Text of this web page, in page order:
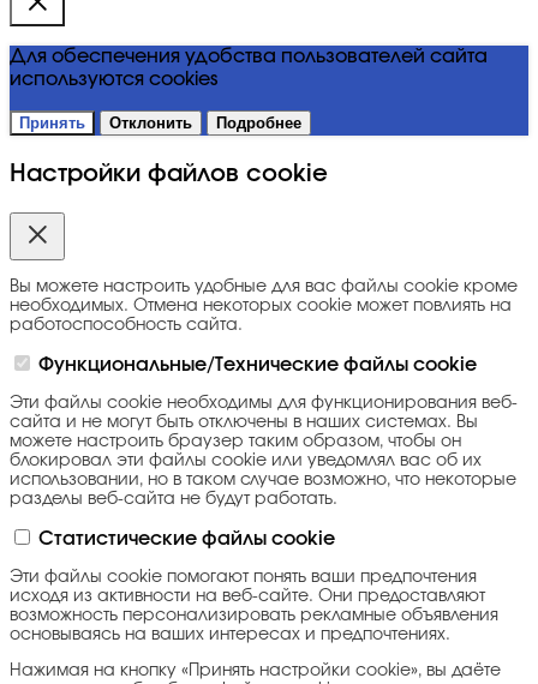
Для обеспечения удобства пользователей сайта
используются cookies
Принять Отклонить Подробнее
Настройки файлов cookie
Вы можете настроить удобные для вас файлы cookie кроме
необходимых. Отмена некоторых cookie может повлиять на
работоспособность сайта.
Функциональные/Технические файлы cookie
Эти файлы cookie необходимы для функционирования веб-
сайта и не могут быть отключены в наших системах. Вы
можете настроить браузер таким образом, чтобы он
блокировал эти файлы cookie или уведомлял вас об их
использовании, но в таком случае возможно, что некоторые
разделы веб-сайта не будут работать.
Статистические файлы cookie
Эти файлы cookie помогают понять ваши предпочтения
исходя из активности на веб-сайте. Они предоставляют
возможность персонализировать рекламные объявления
основываясь на ваших интересах и предпочтениях.
Нажимая на кнопку «Принять настройки cookie», вы даёте